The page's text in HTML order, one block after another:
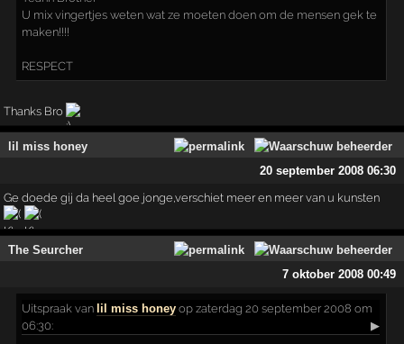
U mix vingertjes weten wat ze moeten doen om de mensen gek te
maken!!!!
RESPECT
Thanks Bro
lil miss honey
20 september 2008 06:30
Ge doede gij da heel goe jonge,verschiet meer en meer van u kunsten
The Seurcher
7 oktober 2008 00:49
Uitspraak vanlil miss honey op zaterdag 20 september 2008 om
06:30:
▶